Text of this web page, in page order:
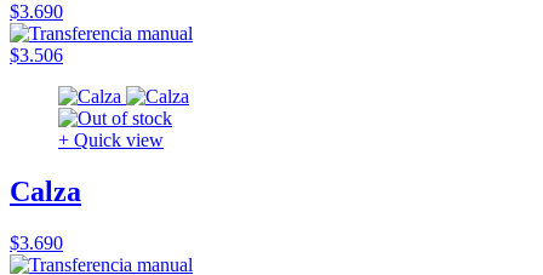
$3.690
$3.506
+ Quick view
Calza
$3.690